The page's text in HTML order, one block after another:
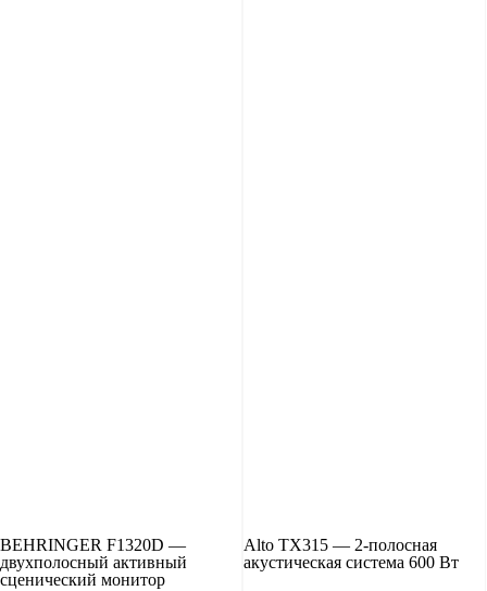
BEHRINGER F1320D —
двухполосный активный
сценический монитор
Alto TX315 — 2-полосная
акустическая система 600 Вт